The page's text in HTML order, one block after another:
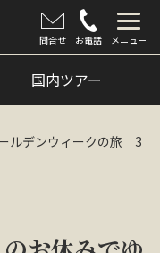
問合せ お電話 メニュー
国内ツアー
ルデンウィークの旅 3